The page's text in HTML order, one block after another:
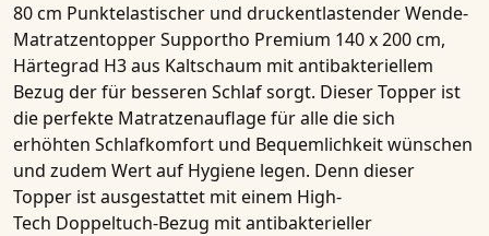
80 cm Punktelastischer und druckentlastender Wende-
MatratzentopperSupportho Premium 140 x 200 cm,
Härtegrad H3aus Kaltschaum mit antibakteriellem
Bezug der für besseren Schlaf sorgt. Dieser Topper ist
die perfekte Matratzenauflage für alle die sich
erhöhten Schlafkomfort und Bequemlichkeit wünschen
und zudem Wert auf Hygiene legen. Denn dieser
Topper ist ausgestattet mit einem High-
Tech Doppeltuch-Bezug mit antibakterieller